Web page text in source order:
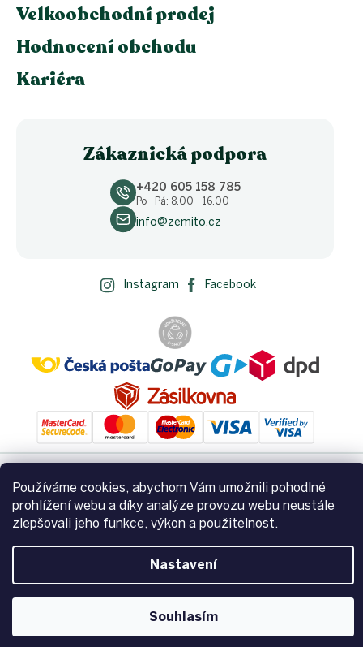
Používáme cookies, abychom Vám umožnili pohodlné
prohlížení webu a díky analýze provozu webu neustále
zlepšovali jeho funkce, výkon a použitelnost.
Nastavení
Souhlasím
Velkoobchodní prodej
Hodnocení obchodu
Kariéra
Zákaznická podpora
+420 605 158 785
Po - Pá: 8.00 - 16.00
info@zemito.cz
Instagram Facebook
Vytvořil Shoptet
Copyright 2026Zemito.cz. Všechna práva vyhrazena.Upravit
nastavení cookies